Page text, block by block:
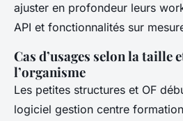
ajuster en profondeur leurs
API et fonctionnalités sur
Cas d’usages selon la taille
l’organisme
Les petites structures et OF
logiciel gestion centre formation